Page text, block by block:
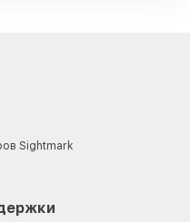
Sightmark